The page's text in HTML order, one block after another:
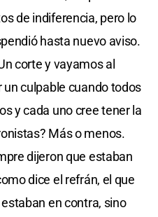
de indiferencia, pero lo
hasta nuevo aviso.
corte y vayamos al
un culpable cuando todos
y cada uno cree tener la
Más o menos.
dijeron que estaban
dice el refrán, el que
en contra, sino